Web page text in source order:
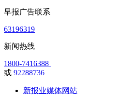
早报广告联系
63196319
新闻热线
1800-7416388
或 92288736
新报业媒体网站